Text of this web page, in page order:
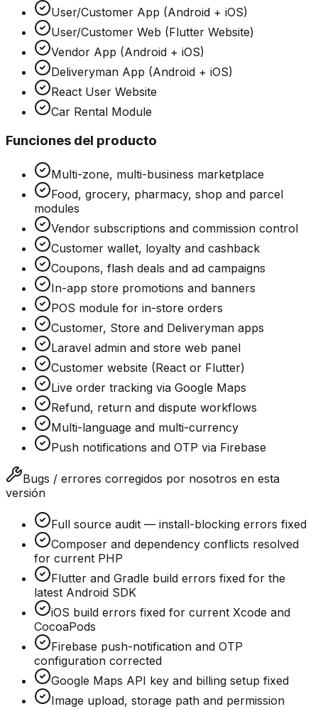
User/Customer App (Android + iOS)
User/Customer Web (Flutter Website)
Vendor App (Android + iOS)
Deliveryman App (Android + iOS)
React User Website
Car Rental Module
Funciones del producto
Multi-zone, multi-business marketplace
Food, grocery, pharmacy, shop and parcel
modules
Vendor subscriptions and commission control
Customer wallet, loyalty and cashback
Coupons, flash deals and ad campaigns
In-app store promotions and banners
POS module for in-store orders
Customer, Store and Deliveryman apps
Laravel admin and store web panel
Customer website (React or Flutter)
Live order tracking via Google Maps
Refund, return and dispute workflows
Multi-language and multi-currency
Push notifications and OTP via Firebase
Bugs / errores corregidos por nosotros en esta
versión
Full source audit — install-blocking errors fixed
Composer and dependency conflicts resolved
for current PHP
Flutter and Gradle build errors fixed for the
latest Android SDK
iOS build errors fixed for current Xcode and
CocoaPods
Firebase push-notification and OTP
configuration corrected
Google Maps API key and billing setup fixed
Image upload, storage path and permission